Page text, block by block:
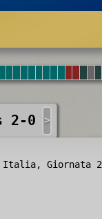
2-0 >
Italia, Giornata 2